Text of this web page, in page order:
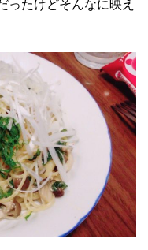
ったけどそんなに映え